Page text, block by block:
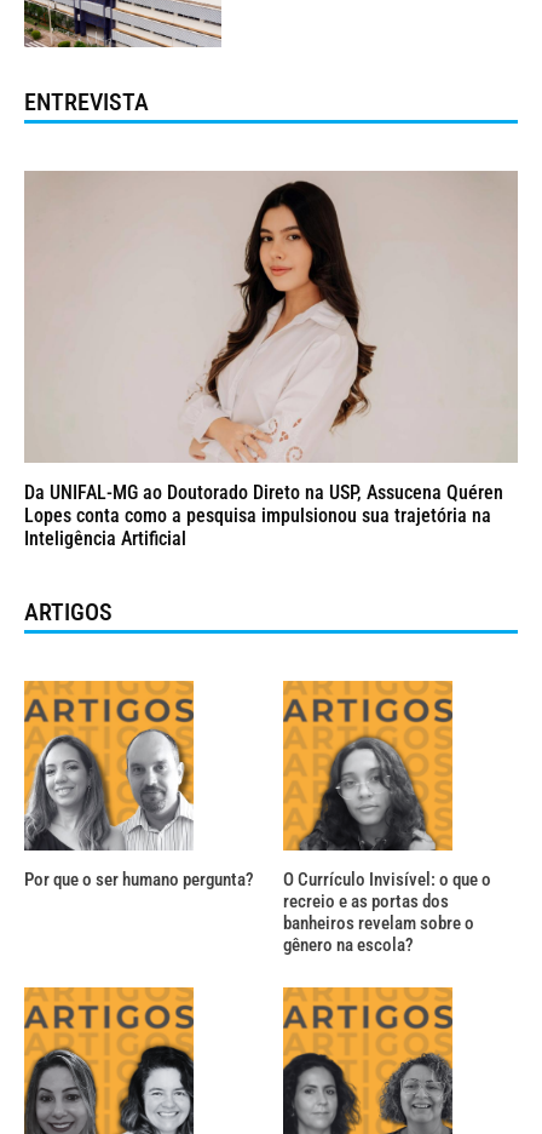
ENTREVISTA
Da UNIFAL-MG ao Doutorado Direto na USP, Assucena Quéren
Lopes conta como a pesquisa impulsionou sua trajetória na
Inteligência Artificial
ARTIGOS
Por que o ser humano pergunta?
O Currículo Invisível: o que o
recreio e as portas dos
banheiros revelam sobre o
gênero na escola?